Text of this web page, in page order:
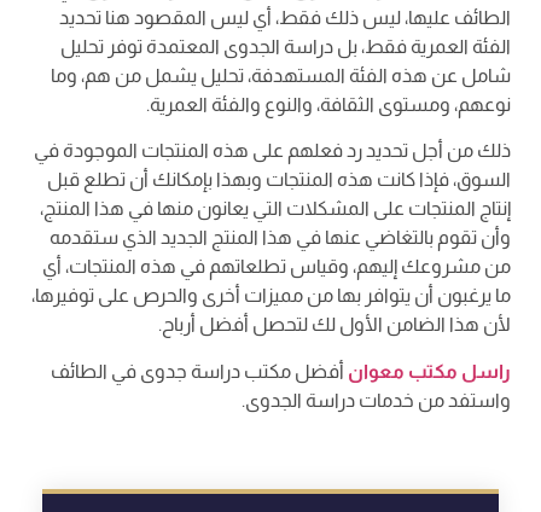
الطائف عليها، ليس ذلك فقط، أي ليس المقصود هنا تحديد
الفئة العمرية فقط، بل دراسة الجدوى المعتمدة توفر تحليل
شامل عن هذه الفئة المستهدفة، تحليل يشمل من هم، وما
نوعهم، ومستوى الثقافة، والنوع والفئة العمرية.
ذلك من أجل تحديد رد فعلهم على هذه المنتجات الموجودة في
السوق، فإذا كانت هذه المنتجات وبهذا بإمكانك أن تطلع قبل
إنتاج المنتجات على المشكلات التي يعانون منها في هذا المنتج،
وأن تقوم بالتغاضي عنها في هذا المنتج الجديد الذي ستقدمه
من مشروعك إليهم، وقياس تطلعاتهم في هذه المنتجات، أي
ما يرغبون أن يتوافر بها من مميزات أخرى والحرص على توفيرها،
لأن هذا الضامن الأول لك لتحصل أفضل أرباح.
راسل مكتب معوان أفضل مكتب دراسة جدوى في الطائف
واستفد من خدمات دراسة الجدوى.